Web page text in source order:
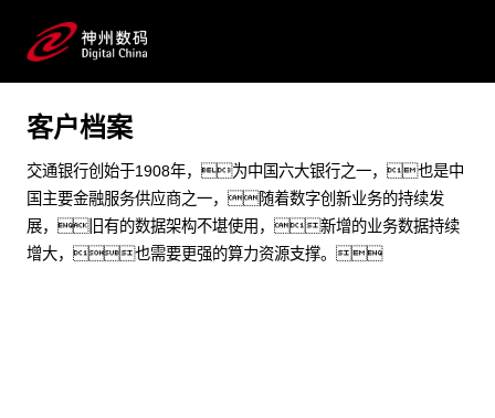
字业务创新
预约专家咨询
客户档案
交通银行创始于1908年，为中国六大银行之一，也是中
国主要金融服务供应商之一，随着数字创新业务的持续发
展，旧有的数据架构不堪使用，新增的业务数据持续
增大，也需要更强的算力资源支撑。